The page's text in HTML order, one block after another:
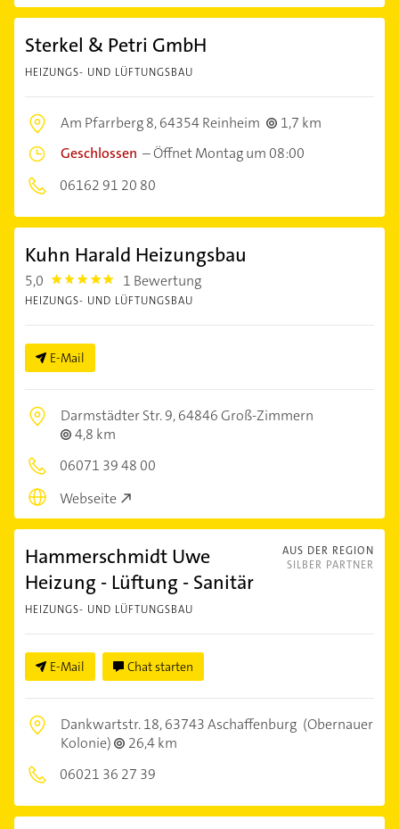
Sterkel & Petri GmbH
HEIZUNGS- UND LÜFTUNGSBAU
Am Pfarrberg 8,64354 Reinheim
1,7 km
Geschlossen –Öffnet Montag um 08:00
06162 91 20 80
Kuhn Harald Heizungsbau
5,0 5.0 1 Bewertung
HEIZUNGS- UND LÜFTUNGSBAU
E-Mail
Darmstädter Str. 9,64846 Groß-Zimmern
4,8 km
06071 39 48 00
Webseite
AUS DER REGION
SILBER PARTNER
Hammerschmidt Uwe
Heizung - Lüftung - Sanitär
HEIZUNGS- UND LÜFTUNGSBAU
E-Mail Chat starten
Dankwartstr. 18,63743 Aschaffenburg (Obernauer
Kolonie)
26,4 km
06021 36 27 39